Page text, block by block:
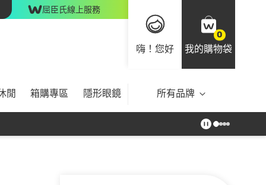
屈臣氏線上服務
嗨！您好
0
我的購物袋
閒 箱購專區 隱形眼鏡 所有品牌